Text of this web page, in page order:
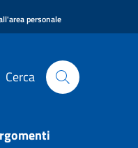
personale
Cerca